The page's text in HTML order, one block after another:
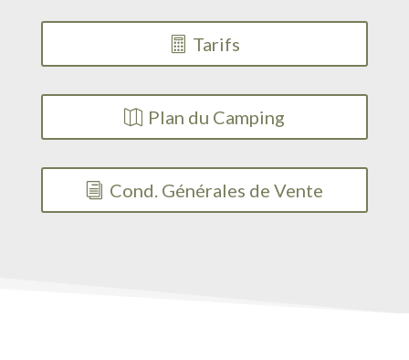
Tarifs
Plan du Camping
Cond. Générales de Vente